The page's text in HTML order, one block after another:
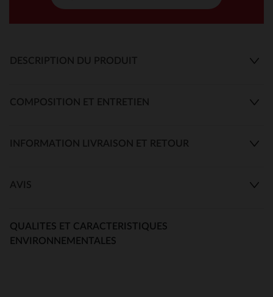
DESCRIPTION DU PRODUIT
COMPOSITION ET ENTRETIEN
INFORMATION LIVRAISON ET RETOUR
AVIS
QUALITES ET CARACTERISTIQUES
ENVIRONNEMENTALES